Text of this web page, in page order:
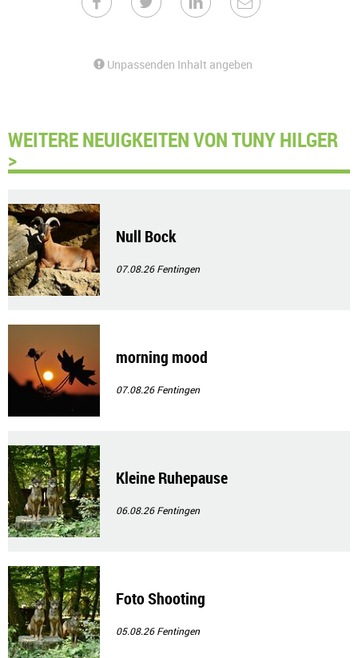
Unpassenden Inhalt angeben
WEITERE NEUIGKEITEN VON TUNY HILGER
>
Null Bock
07.08.26Fentingen
morning mood
07.08.26Fentingen
Kleine Ruhepause
06.08.26Fentingen
Foto Shooting
05.08.26Fentingen